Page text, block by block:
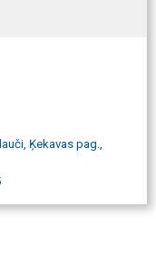
Ķekavas pag.,